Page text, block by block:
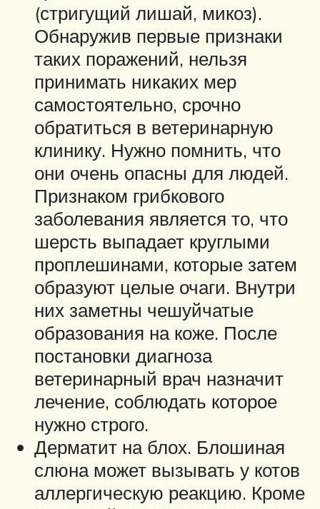
(стригущий лишай, микоз).
Обнаружив первые признаки
таких поражений, нельзя
принимать никаких мер
самостоятельно, срочно
обратиться в ветеринарную
клинику. Нужно помнить, что
они очень опасны для людей.
Признаком грибкового
заболевания является то, что
шерсть выпадает круглыми
проплешинами, которые затем
образуют целые очаги. Внутри
них заметны чешуйчатые
образования на коже. После
постановки диагноза
ветеринарный врач назначит
лечение, соблюдать которое
нужно строго.
Дерматит на блох. Блошиная
слюна может вызывать у котов
аллергическую реакцию. Кроме